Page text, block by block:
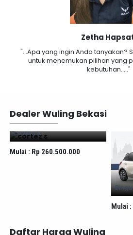
Zetha
"...Apa yang ingin Anda tanyakan?
untuk menemukan pilihan yang
kebutuhan....."
Dealer Wuling Bekasi
Cortez S
Mulai : Rp 260.500.000
Mulai :
Daftar Harga Wuling